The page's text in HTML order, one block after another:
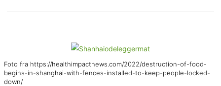
Foto fra https://healthimpactnews.com/2022/destruction-of-food-
begins-in-shanghai-with-fences-installed-to-keep-people-locked-
down/